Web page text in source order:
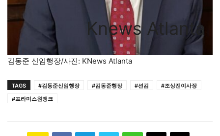
Knews Atlanta
김동준 신임행장/사진: KNews Atlanta
TAGS #김동준신임행장 #김동준행장 #션김
#조상진이사장
#프라미스원뱅크